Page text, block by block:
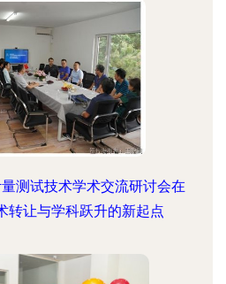
测试技术学术交流研讨会在
转让与学科跃升的新起点